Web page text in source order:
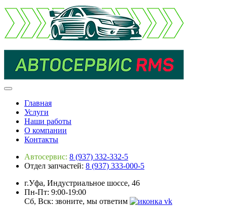
Главная
Услуги
Наши работы
О компании
Контакты
Автосервис: 8 (937) 332-332-5
Отдел запчастей: 8 (937) 333-000-5
г.Уфа, Индустриальное шоссе, 46
Пн-Пт: 9:00-19:00
Сб, Вск: звоните, мы ответим